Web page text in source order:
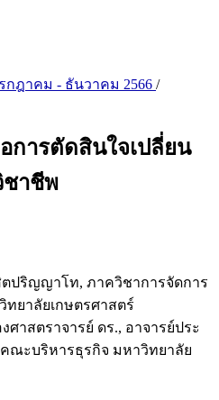
กฎาคม - ธันวาคม 2566 /
การตัดสินใจเปลี่ยน
ชาชีพ
ปริญญาโท, ภาควิชาการจัดการ
ยาลัยเกษตรศาสตร์
งศาสตราจารย์ ดร., อาจารย์ประ
ณะบริหารธุรกิจ มหาวิทยาลัย